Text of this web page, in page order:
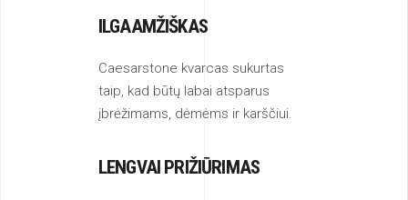
ILGAAMŽIŠKAS
Caesarstone kvarcas sukurtas
taip, kad būtų labai atsparus
įbrėžimams, dėmėms ir karščiui.
LENGVAI PRIŽIŪRIMAS